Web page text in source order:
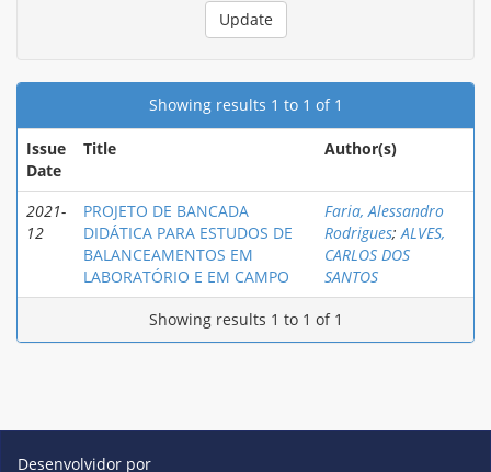
Showing results 1 to 1 of 1
Issue
Date
Title Author(s)
2021-
12
PROJETO DE BANCADA
DIDÁTICA PARA ESTUDOS DE
BALANCEAMENTOS EM
LABORATÓRIO E EM CAMPO
Faria, Alessandro
Rodrigues;ALVES,
CARLOS DOS
SANTOS
Showing results 1 to 1 of 1
Desenvolvidor por